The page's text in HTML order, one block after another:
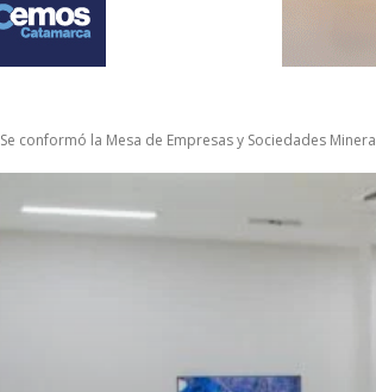
Se conformó la Mesa de Empresas y Sociedades